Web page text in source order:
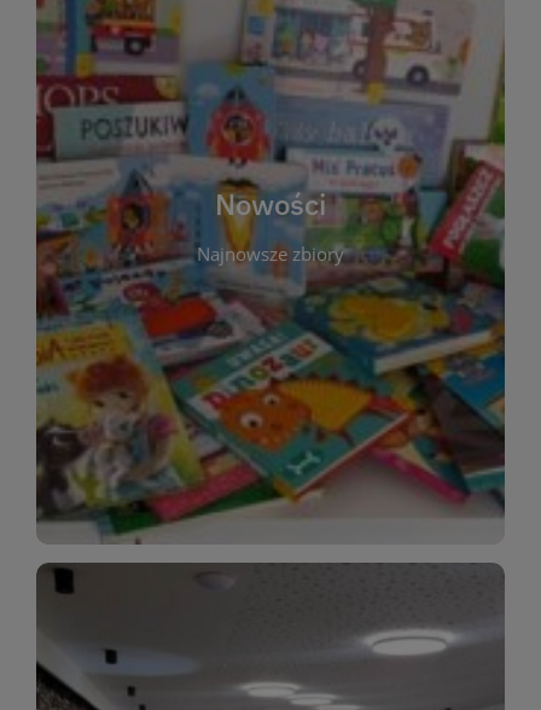
Nowości
Najnowsze zbiory
W tej sekcji prezentujemy najnowsze książki,
audiobooki oraz filmy, które właśnie trafiły do
zbiorów Miejskiej Biblioteki Publicznej w
Starachowicach. Regularnie aktualizujemy listę,
aby Czytelnicy mogli na bieżąco odkrywać świeże
tytuły i najciekawsze premiery wydawnicze. Każda
pozycja opatrzona jest krótkim opisem i
informacją o dostępności w katalogu. Zachęcamy
do częstych odwiedzin – nowości pojawiają się
niemal każdego tygodnia! Dzięki tej zakładce
zawsze będziesz wiedzieć, co warto przeczytać
jako pierwsze.
WIĘCEJ
WIĘCEJ